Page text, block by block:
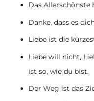
Das Allerschönste
Danke, dass es
Liebe ist die
Liebe will nicht,
ist so, wie du bist.
Der Weg ist das